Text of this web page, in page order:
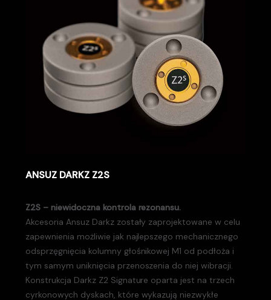
ANSUZ DARKZ Z2S
Z2S – niewidoczna kontrola rezonansu.
Akcesoria Ansuz Darkz zostały zaprojektowane w celu
zapewnienia możliwie jak najlepszego mechanicznego
odsprzęgnięcia kolumny głośnikowej M1 od podłoża i
tym samym uniknięcia przenoszenia do niej wibracji.
Konstrukcja Darkz Z2 Signature oparta jest na trzech
cyrkonowych dyskach, które wykazują niezwykłe